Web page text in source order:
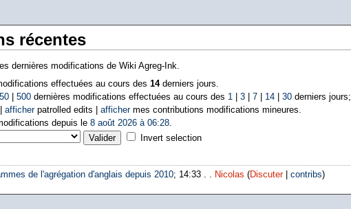
récentes
dernières modifications de Wiki Agreg-Ink.
effectuées au cours des 14derniers jours.
| 500dernières modifications effectuées au cours des 1 3| 7| 14| 30derniers jours;
afficherpatrolled edits | affichermes contributions modifications mineures.
depuis le 8 août 2026 à 06:28.
Invert selection
de l'agrégation d'anglais depuis 2010; 14:33 . . Nicolas (Discuter| contribs)